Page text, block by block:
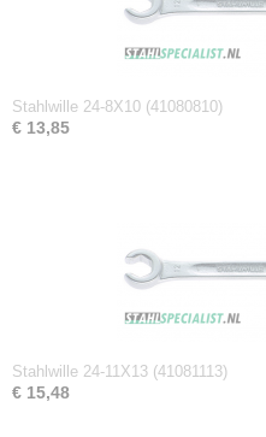
Afmetingen (l,b,h)
15 x 2,20 x 1,10 cm
Stahlwille 24-8X10 (41080810)
€ 13,85
Stahlwille 24-11X13 (41081113)
€ 15,48